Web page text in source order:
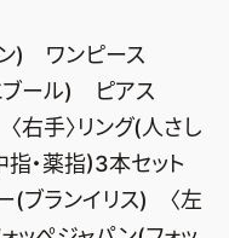
) ワンピース
ブール) ピアス
手〉リング(人さし
・薬指)3本セット
(ブランイリス) 〈左